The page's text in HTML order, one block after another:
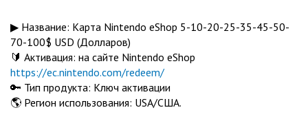
▶ Название: Карта Nintendo eShop 5-10-20-25-35-45-50-
70-100$ USD (Долларов)
🔰 Активация: на сайте Nintendo eShop
https://ec.nintendo.com/redeem/
🔑 Тип продукта: Ключ активации
🌎 Регион использования: USA/США.